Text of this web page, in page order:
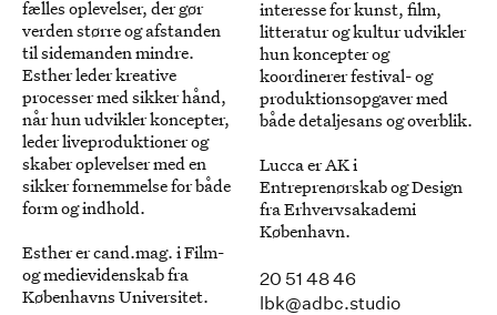
fælles oplevelser, der gør
verden større og afstanden
til sidemanden mindre.
Esther leder kreative
processer med sikker hånd,
når hun udvikler koncepter,
leder liveproduktioner og
skaber oplevelser med en
sikker fornemmelse for både
form og indhold.
Esther er cand.mag. i Film-
og medievidenskab fra
Københavns Universitet.
interesse for kunst, film,
litteratur og kultur udvikler
hun koncepter og
koordinerer festival- og
produktionsopgaver med
både detaljesans og overblik.
Lucca er AK i
Entreprenørskab og Design
fra Erhvervsakademi
København.
20 51 48 46
lbk@adbc.studio